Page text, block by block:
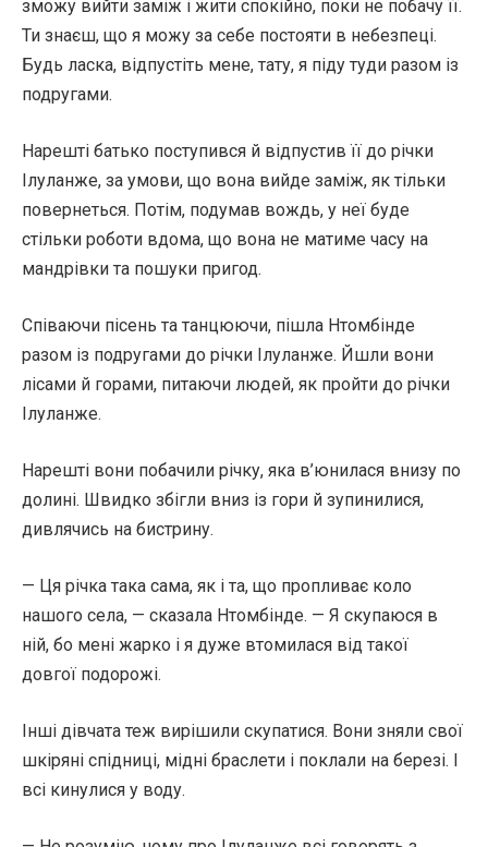
зможу вийти заміж і жити спокійно, поки не побачу її.
Ти знаєш, що я можу за себе постояти в небезпеці.
Будь ласка, відпустіть мене, тату, я піду туди разом із
подругами.
Нарешті батько поступився й відпустив її до річки
Ілуланже, за умови, що вона вийде заміж, як тільки
повернеться. Потім, подумав вождь, у неї буде
стільки роботи вдома, що вона не матиме часу на
мандрівки та пошуки пригод.
Співаючи пісень та танцюючи, пішла Нтомбінде
разом із подругами до річки Ілуланже. Йшли вони
лісами й горами, питаючи людей, як пройти до річки
Ілуланже.
Нарешті вони побачили річку, яка в’юнилася внизу по
долині. Швидко збігли вниз із гори й зупинилися,
дивлячись на бистрину.
— Ця річка така сама, як і та, що пропливає коло
нашого села, — сказала Нтомбінде. — Я скупаюся в
ній, бо мені жарко і я дуже втомилася від такої
довгої подорожі.
Інші дівчата теж вирішили скупатися. Вони зняли свої
шкіряні спідниці, мідні браслети і поклали на березі. І
всі кинулися у воду.